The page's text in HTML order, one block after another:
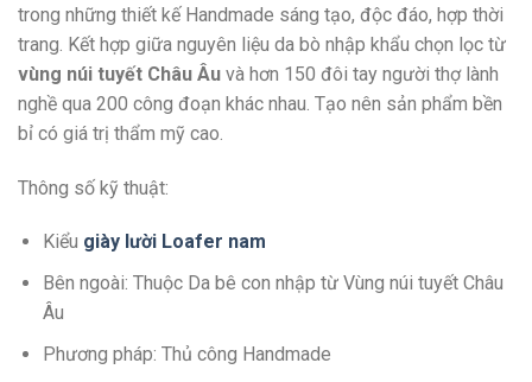
trong những thiết kế Handmade sáng tạo, độc đáo, hợp thời
trang. Kết hợp giữa nguyên liệu da bò nhập khẩu chọn lọc từ
vùng núi tuyết Châu Âu và hơn 150 đôi tay người thợ lành
nghề qua 200 công đoạn khác nhau. Tạo nên sản phẩm bền
bỉ có giá trị thẩm mỹ cao.
Thông số kỹ thuật:
Kiểu giày lười Loafer nam
Bên ngoài: Thuộc Da bê con nhập từ Vùng núi tuyết Châu
Âu
Phương pháp: Thủ công Handmade